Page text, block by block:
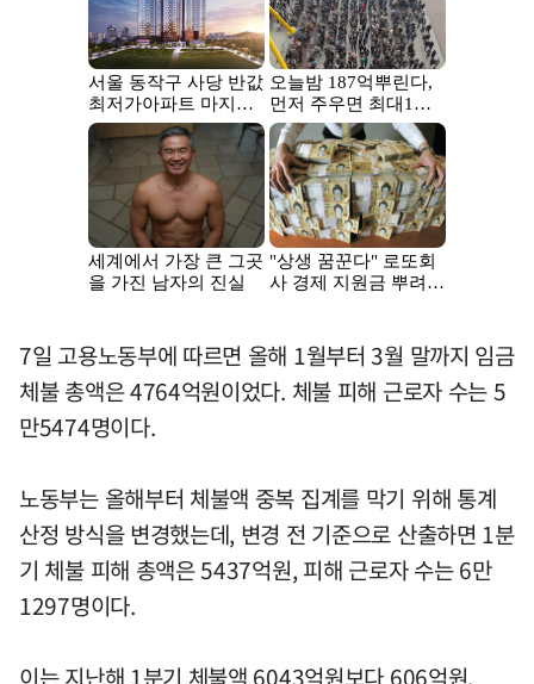
7일 고용노동부에 따르면 올해 1월부터 3월 말까지 임금
체불 총액은 4764억원이었다. 체불 피해 근로자 수는 5
만5474명이다.
노동부는 올해부터 체불액 중복 집계를 막기 위해 통계
산정 방식을 변경했는데, 변경 전 기준으로 산출하면 1분
기 체불 피해 총액은 5437억원, 피해 근로자 수는 6만
1297명이다.
이는 지난해 1분기 체불액 6043억원보다 606억원,